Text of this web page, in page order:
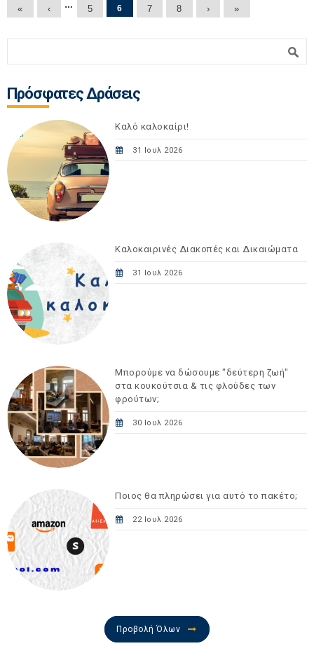
Σελίδες
« ‹ … 5 6 7 8 › »
Πρόσφατες Δράσεις
Καλό καλοκαίρι!
31 Ιουλ 2026
Καλοκαιρινές Διακοπές και Δικαιώματα
31 Ιουλ 2026
Μπορούμε να δώσουμε "δεύτερη ζωή"
στα κουκούτσια & τις φλούδες των
φρούτων;
30 Ιουλ 2026
Ποιος θα πληρώσει για αυτό το πακέτο;
22 Ιουλ 2026
Προβολή Όλων